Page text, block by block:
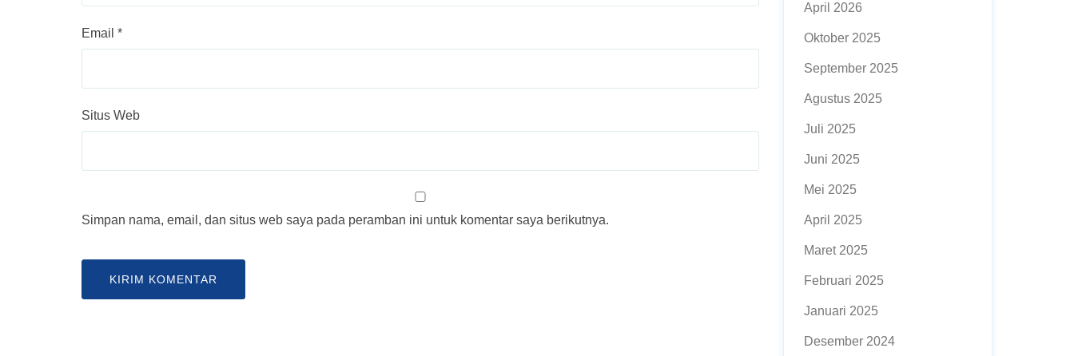
Email *
Situs Web
Simpan nama, email, dan situs web saya pada peramban ini untuk komentar saya berikutnya.
April 2026
Oktober 2025
September 2025
Agustus 2025
Juli 2025
Juni 2025
Mei 2025
April 2025
Maret 2025
Februari 2025
Januari 2025
Desember 2024